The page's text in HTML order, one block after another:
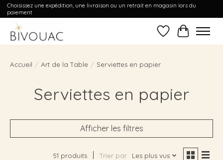
Choisissez une expédition, une livraison ou un retrait en magasin lors du
paiement
Liste dePanier
Accueil / Art de la Table / Serviettes en papier
Serviettes en papier
Afficher les filtres
51 produits Trier par Les plus vus